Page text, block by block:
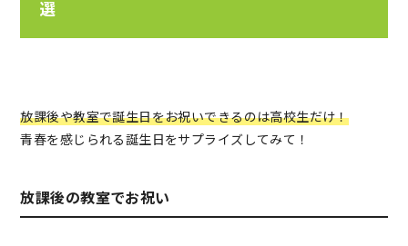
選
放課後や教室で誕生日をお祝いできるのは高校生だけ！
青春を感じられる誕生日をサプライズしてみて！
放課後の教室でお祝い